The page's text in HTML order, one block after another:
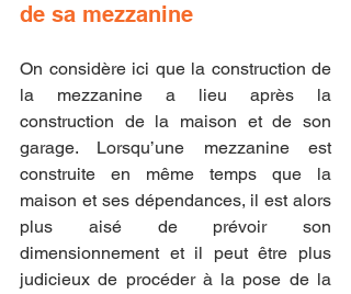
de sa mezzanine
On considère ici que la construction de
la mezzanine a lieu après la
construction de la maison et de son
garage. Lorsqu’une mezzanine est
construite en même temps que la
maison et ses dépendances, il est alors
plus aisé de prévoir son
dimensionnement et il peut être plus
judicieux de procéder à la pose de la